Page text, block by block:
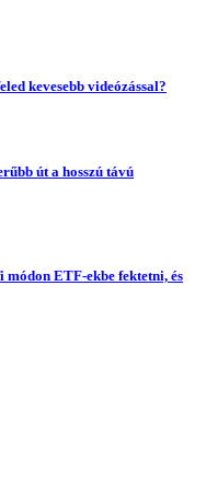
kevesebb videózással?
út a hosszú távú
ETF-ekbe fektetni, és